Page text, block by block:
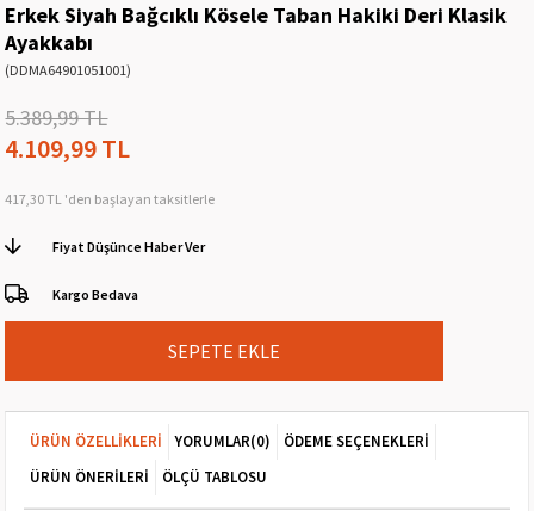
Erkek Siyah Bağcıklı Kösele Taban Hakiki Deri Klasik
Ayakkabı
(DDMA64901051001)
5.389,99 TL
4.109,99 TL
417,30 TL 'den başlayan taksitlerle
Fiyat Düşünce Haber Ver
Kargo Bedava
ÜRÜN ÖZELLIKLERI YORUMLAR(0)
ÖDEME SEÇENEKLERI
ÜRÜN ÖNERILERI
ÖLÇÜ TABLOSU